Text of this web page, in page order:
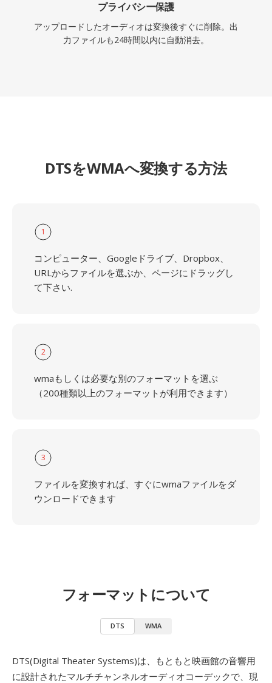
プライバシー保護
アップロードしたオーディオは変換後すぐに削除。出
力ファイルも24時間以内に自動消去。
DTSをWMAへ変換する方法
1
コンピューター、Googleドライブ、Dropbox、
URLからファイルを選ぶか、ページにドラッグし
て下さい.
2
wmaもしくは必要な別のフォーマットを選ぶ
（200種類以上のフォーマットが利用できます）
3
ファイルを変換すれば、すぐにwmaファイルをダ
ウンロードできます
フォーマットについて
DTS WMA
DTS(Digital Theater Systems)は、もともと映画館の音響用
に設計されたマルチチャンネルオーディオコーデックで、現